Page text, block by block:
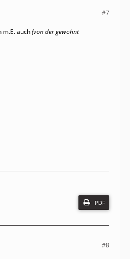
#7
m.E. auch(von der gewohnt
PDF
#8